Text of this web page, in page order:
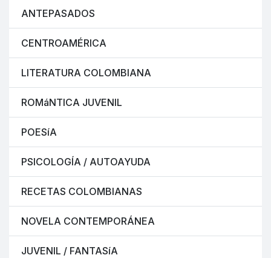
ANTEPASADOS
CENTROAMÉRICA
LITERATURA COLOMBIANA
ROMáNTICA JUVENIL
POESíA
PSICOLOGÍA / AUTOAYUDA
RECETAS COLOMBIANAS
NOVELA CONTEMPORÁNEA
JUVENIL / FANTASíA